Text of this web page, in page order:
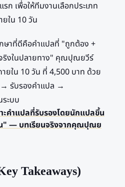
ก เพื่อให้ทีมงานเลือกประเภท
ใน 10 วัน
ษาที่ดีคือคำแปลที่ "ถูกต้อง +
ริงในปลายทาง" คุณปุณยวีร์
ยใน 10 วัน ที่ 4,500 บาท ด้วย
รับรองคำแปล →
ะบบ
ะคำแปลที่รับรองโดยนักแปลขึ้น
" — บทเรียนจริงจากคุณปุณย
Takeaways)